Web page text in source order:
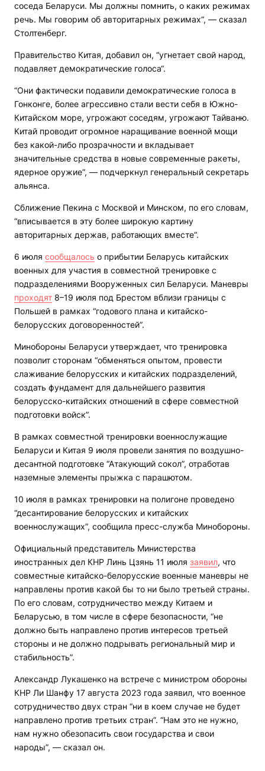
соседа Беларуси. Мы должны помнить, о каких режимах
речь. Мы говорим об авторитарных режимах“, — сказал
Столтенберг.
Правительство Китая, добавил он, “угнетает свой народ,
подавляет демократические голоса“.
“Они фактически подавили демократические голоса в
Гонконге, более агрессивно стали вести себя в Южно-
Китайском море, угрожают соседям, угрожают Тайваню.
Китай проводит огромное наращивание военной мощи
без какой-либо прозрачности и вкладывает
значительные средства в новые современные ракеты,
ядерное оружие“, — подчеркнул генеральный секретарь
альянса.
Сближение Пекина с Москвой и Минском, по его словам,
“вписывается в эту более широкую картину
авторитарных держав, работающих вместе“.
6 июля сообщалось о прибытии Беларусь китайских
военных для участия в совместной тренировке с
подразделениями Вооруженных сил Беларуси. Маневры
проходят 8–19 июля под Брестом вблизи границы с
Польшей в рамках “годового плана и китайско-
белорусских договоренностей”.
Минобороны Беларуси утверждает, что тренировка
позволит сторонам “обменяться опытом, провести
слаживание белорусских и китайских подразделений,
создать фундамент для дальнейшего развития
белорусско-китайских отношений в сфере совместной
подготовки войск”.
В рамках совместной тренировки военнослужащие
Беларуси и Китая 9 июля провели занятия по воздушно-
десантной подготовке “Атакующий сокол”, отработав
наземные элементы прыжка с парашютом.
10 июля в рамках тренировки на полигоне проведено
“десантирование белорусских и китайских
военнослужащих”, сообщила пресс-служба Минобороны.
Официальный представитель Министерства
иностранных дел КНР Линь Цзянь 11 июля заявил, что
совместные китайско-белорусские военные маневры не
направлены против какой бы то ни было третьей страны.
По его словам, сотрудничество между Китаем и
Беларусью, в том числе в сфере безопасности, “не
должно быть направлено против интересов третьей
стороны и не должно подрывать региональный мир и
стабильность”.
Александр Лукашенко на встрече с министром обороны
КНР Ли Шанфу 17 августа 2023 года заявил, что военное
сотрудничество двух стран “ни в коем случае не будет
направлено против третьих стран”. “Нам это не нужно,
нам нужно обезопасить свои государства и свои
народы”, — сказал он.